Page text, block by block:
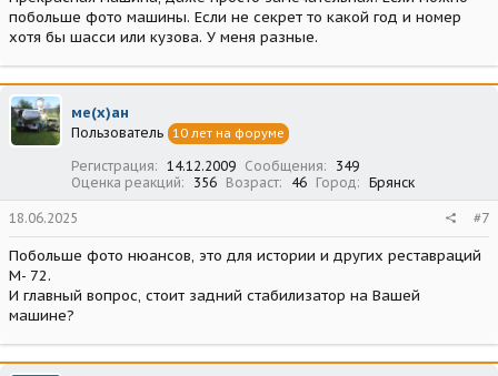
побольше фото машины. Если не секрет то какой год и номер
хотя бы шасси или кузова. У меня разные.
ме(х)ан
Пользователь 10 лет на форуме
Регистрация 14.12.2009 Сообщения
349
Оценка реакций
356 Возраст 46 Город Брянск
18.06.2025 #7
Побольше фото нюансов, это для истории и других реставраций
М- 72.
И главный вопрос, стоит задний стабилизатор на Вашей
машине?